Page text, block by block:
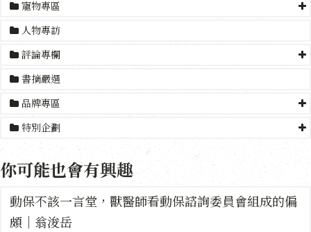
寵物專區
人物專訪
評論專欄
書摘嚴選
品牌專區
特別企劃
你可能也會有興趣
動保不該一言堂，獸醫師看動保諮詢委員會組成的偏
頗｜翁浚岳